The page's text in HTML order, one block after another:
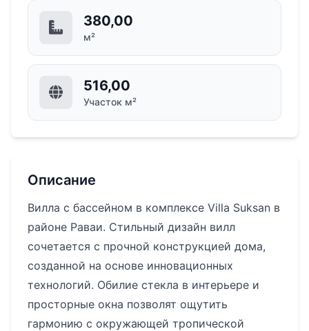
380,00
м²
516,00
Участок м²
Описание
Вилла с бассейном в комплексе Villa Suksan в
районе Раваи. Стильный дизайн вилл
сочетается с прочной конструкцией дома,
созданной на основе инновационных
технологий. Обилие стекла в интерьере и
просторные окна позволят ощутить
гармонию с окружающей тропической